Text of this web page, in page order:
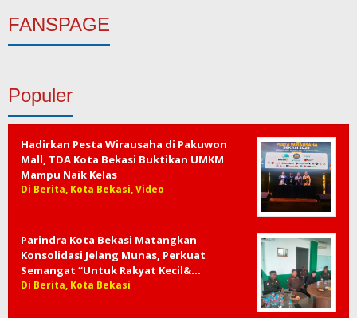
FANSPAGE
Populer
Hadirkan Pesta Wirausaha di Pakuwon
Mall, TDA Kota Bekasi Buktikan UMKM
Mampu Naik Kelas
Di Berita, Kota Bekasi, Video
Parindra Kota Bekasi Matangkan
Konsolidasi Jelang Munas, Perkuat
Semangat “Untuk Rakyat Kecil&…
Di Berita, Kota Bekasi